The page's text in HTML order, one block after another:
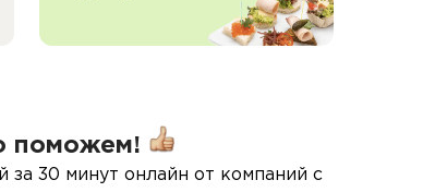
поможем!
за 30 минут онлайн от компаний с